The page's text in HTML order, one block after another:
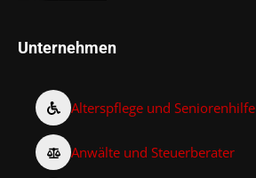
Unternehmen
Alterspflege und Seniorenhilfe
Anwälte und Steuerberater